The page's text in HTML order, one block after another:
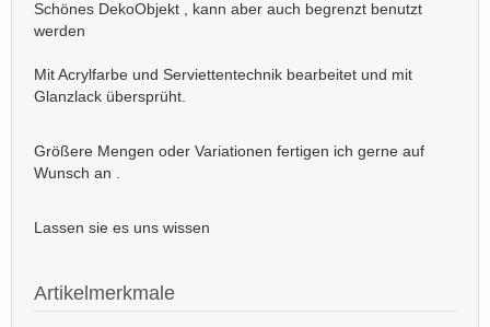
Schönes DekoObjekt , kann aber auch begrenzt benutzt
werden
Mit Acrylfarbe und Serviettentechnik bearbeitet und mit
Glanzlack übersprüht.
Größere Mengen oder Variationen fertigen ich gerne auf
Wunsch an .
Lassen sie es uns wissen
Artikelmerkmale